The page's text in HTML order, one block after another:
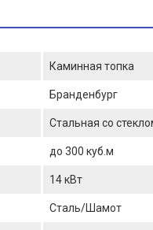
Каминная топка
Бранденбург
Стальная со
до 300 куб.м
14 кВт
Сталь/Шамот